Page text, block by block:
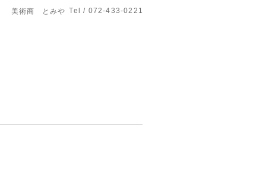
美術商 とみや Tel / 072-433-0221